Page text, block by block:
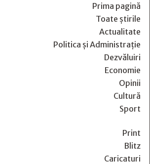
Prima pagină
Toate știrile
Actualitate
Politica și Administrație
Dezvăluiri
Economie
Opinii
Cultură
Sport
Print
Blitz
Caricaturi